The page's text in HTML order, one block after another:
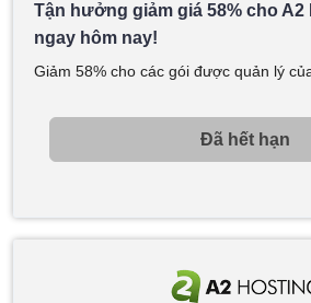
Tận hưởng giảm giá 58% cho A2
ngay hôm nay!
Giảm 58% cho các gói được quản lý
Đã hết hạn